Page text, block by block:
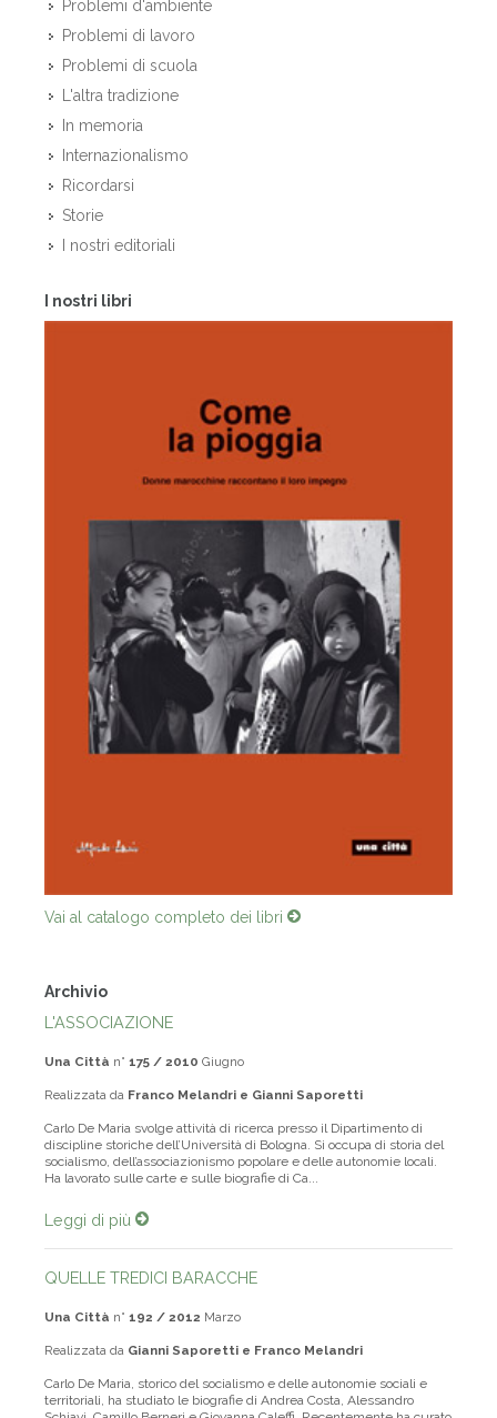
Problemi d'ambiente
Problemi di lavoro
Problemi di scuola
L'altra tradizione
In memoria
Internazionalismo
Ricordarsi
Storie
I nostri editoriali
I nostri libri
Vai al catalogo completo dei libri
Archivio
L'ASSOCIAZIONE
Una Città n° 175 / 2010 Giugno
Realizzata da Franco Melandri e Gianni Saporetti
Carlo De Maria svolge attività di ricerca presso il Dipartimento di
discipline storiche dell’Università di Bologna. Si occupa di storia del
socialismo, dell’associazionismo popolare e delle autonomie locali.
Ha lavorato sulle carte e sulle biografie di Ca...
Leggi di più
QUELLE TREDICI BARACCHE
Una Città n° 192 / 2012 Marzo
Realizzata da Gianni Saporetti e Franco Melandri
Carlo De Maria, storico del socialismo e delle autonomie sociali e
territoriali, ha studiato le biografie di Andrea Costa, Alessandro